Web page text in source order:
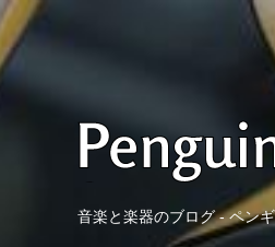
音楽と楽器のブログ - ペン